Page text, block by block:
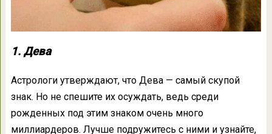
1. Дева
Астрологи утверждают, что Дева — самый скупой
знак. Но не спешите их осуждать, ведь среди
рожденных под этим знаком очень много
миллиардеров. Лучше подружитесь с ними и узнайте,